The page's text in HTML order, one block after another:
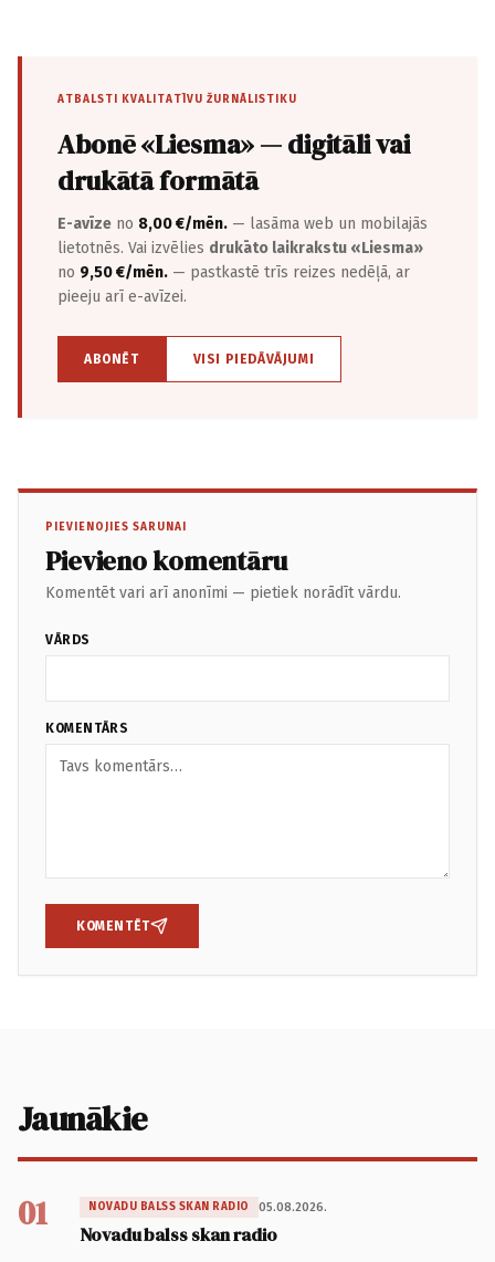
ATBALSTI KVALITATĪVU ŽURNĀLISTIKU
Abonē «Liesma» — digitāli vai
drukātā formātā
E-avīze no 8,00 €/mēn. — lasāma web un mobilajās
lietotnēs. Vai izvēlies drukāto laikrakstu «Liesma»
no 9,50 €/mēn. — pastkastē trīs reizes nedēļā, ar
pieeju arī e-avīzei.
ABONĒT VISI PIEDĀVĀJUMI
PIEVIENOJIES SARUNAI
Pievieno komentāru
Komentēt vari arī anonīmi — pietiek norādīt vārdu.
VĀRDS
KOMENTĀRS
KOMENTĒT
Jaunākie
01 NOVADU BALSS SKAN RADIO 05.08.2026.
Novadu balss skan radio